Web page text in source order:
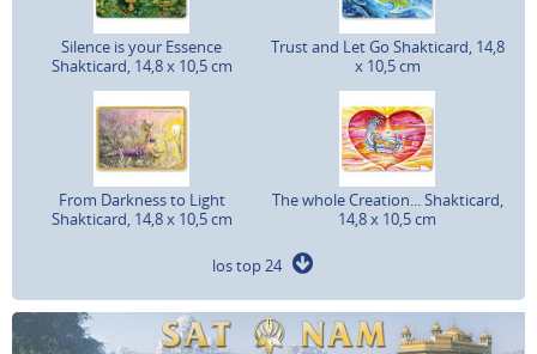
Silence is your Essence
Shakticard, 14,8 x 10,5 cm
Trust and Let Go Shakticard, 14,8
x 10,5 cm
From Darkness to Light
Shakticard, 14,8 x 10,5 cm
The whole Creation... Shakticard,
14,8 x 10,5 cm
los top 24